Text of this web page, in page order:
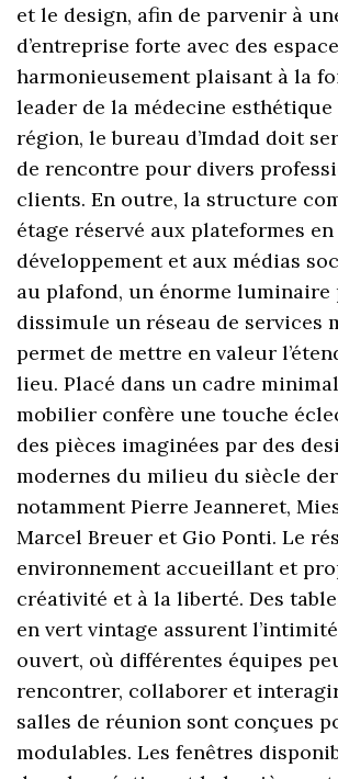
et le design, afin de parvenir à
d’entreprise forte avec des
harmonieusement plaisant à la
leader de la médecine esthétique
région, le bureau d’Imdad doit
de rencontre pour divers
clients. En outre, la structure
étage réservé aux plateformes
développement et aux médias
au plafond, un énorme luminaire
dissimule un réseau de services
permet de mettre en valeur
lieu. Placé dans un cadre
mobilier confère une touche
des pièces imaginées par des
modernes du milieu du siècle
notamment Pierre Jeanneret,
Marcel Breuer et Gio Ponti. Le
environnement accueillant et
créativité et à la liberté. Des
en vert vintage assurent l’intimité
ouvert, où différentes équipes
rencontrer, collaborer et
salles de réunion sont conçues
modulables. Les fenêtres